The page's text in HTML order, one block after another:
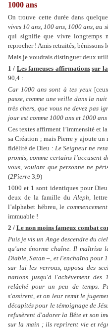
1000 ans
On trouve cette durée dans
vives 10 ans, 100 ans, 1000 ans,
qui signifie que vivre longtemps
reprocher ! Amis retraités, bénissons
Mais je voudrais distinguer deux
1 / Les fameuses affirmations sur
90,4 :
Car 1000 ans sont à tes yeux
passe, comme une veille dans la nuit
très chers, que vous ne devez pas
jour est comme 1000 ans et 1000
Ces textes affirment l’immensité et
sa Création ; mais Pierre y ajoute un
fidélité de Dieu : Le Seigneur ne
promis, comme certains l’accusent
vous, voulant que personne ne
(2Pierre 3,9)
1000 et 1 sont identiques pour
deux de la famille duAleph, lettre
l’alphabet hébreu, lecommencement
immuable !
2 / Le non moins fameux combat
Puis je vis un Ange descendre du
qu'une énorme chaîne. Il maîtrisa
Diable, Satan –, et l'enchaîna pour
sur lui les verrous, apposa des
nations jusqu'à l'achèvement
relâché pour un peu de temps.
s'assirent, et on leur remit le
décapités pour le témoignage de
refusèrent d'adorer la Bête et son
sur la main ; ils reprirent vie et